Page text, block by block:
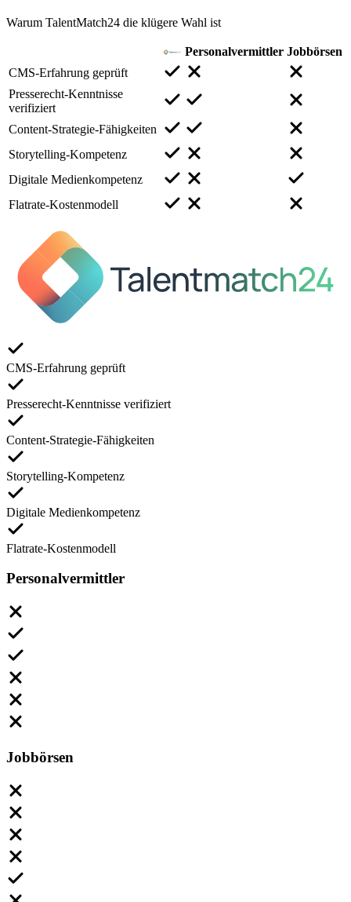
Warum TalentMatch24 die klügere Wahl ist
Personalvermittler Jobbörsen
CMS-Erfahrung geprüft
Presserecht-Kenntnisse
verifiziert
Content-Strategie-Fähigkeiten
Storytelling-Kompetenz
Digitale Medienkompetenz
Flatrate-Kostenmodell
CMS-Erfahrung geprüft
Presserecht-Kenntnisse verifiziert
Content-Strategie-Fähigkeiten
Storytelling-Kompetenz
Digitale Medienkompetenz
Flatrate-Kostenmodell
Personalvermittler
Jobbörsen